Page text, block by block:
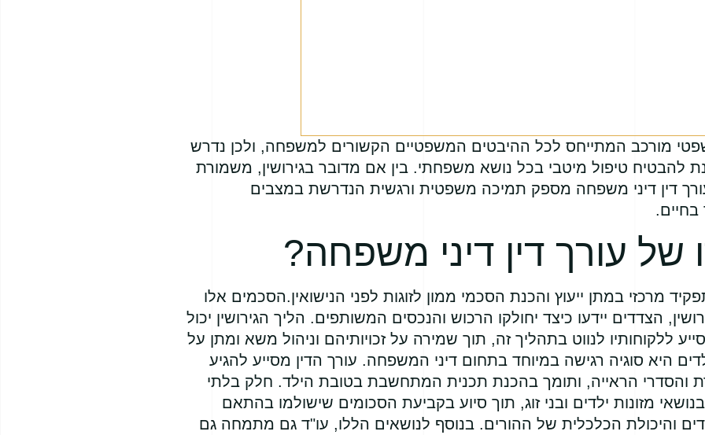
מורכב המתייחס לכל ההיבטים המשפטיים הקשורים למשפחה, ולכן נדרש
להבטיח טיפול מיטבי בכל נושא משפחתי. בין אם מדובר בגירושין, משמורת
עורך דין דיני משפחה מספק תמיכה משפטית ורגשית הנדרשת במצבים
בחיים.
של עורך דין דיני משפחה?
מרכזי במתן ייעוץ והכנת הסכמי ממון לזוגות לפני הנישואין.הסכמים אלו
הצדדים יידעו כיצד יחולקו הרכוש והנכסים המשותפים. הליך הגירושין יכול
ללקוחותיו לנווט בתהליך זה, תוך שמירה על זכויותיהם וניהול משא ומתן על
היא סוגיה רגישה במיוחד בתחום דיני המשפחה. עורך הדין מסייע להגיע
והסדרי הראייה, ותומך בהכנת תכנית המתחשבת בטובת הילד. חלק בלתי
מזונות ילדים ובני זוג, תוך סיוע בקביעת הסכומים שישולמו בהתאם
והיכולת הכלכלית של ההורים. בנוסף לנושאים הללו, עו"ד גם מתמחה גם